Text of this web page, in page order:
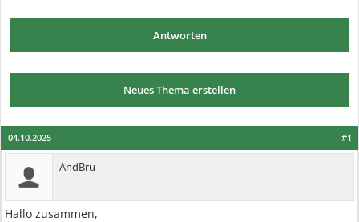
Antworten
Neues Thema erstellen
#1
04.10.2025
AndBru
Hallo zusammen,